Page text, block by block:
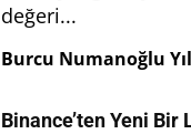
değeri...
Burcu Numanoğlu
Binance’ten Yeni